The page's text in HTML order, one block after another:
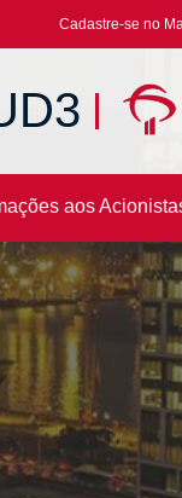
Cadastre-se no
aos